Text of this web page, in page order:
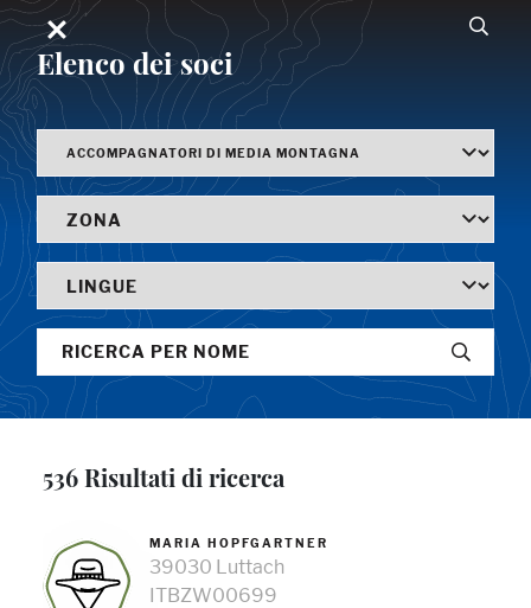
Elenco dei soci
536 Risultati di ricerca
MARIA HOPFGARTNER
39030 Luttach
ITBZW00699